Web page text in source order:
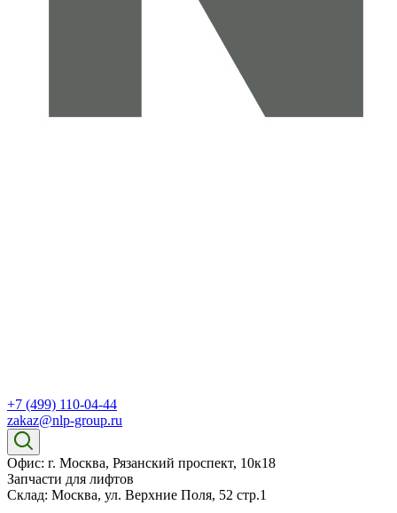
+7 (499) 110-04-44
zakaz@nlp-group.ru
Офис: г. Москва, Рязанский проспект, 10к18
Запчасти для лифтов
Склад: Москва, ул. Верхние Поля, 52 стр.1